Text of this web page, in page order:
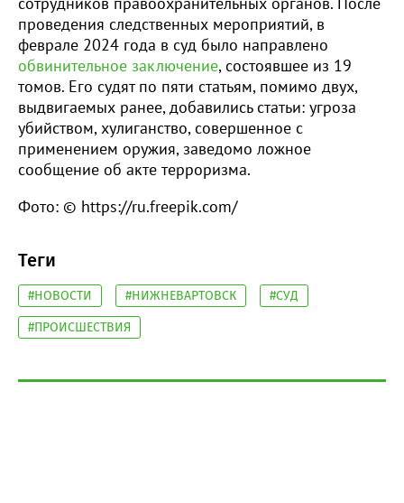
проведения следственных мероприятий, в
феврале 2024 года в суд было направлено
обвинительное заключение, состоявшее из 19
томов. Его судят по пяти статьям, помимо двух,
выдвигаемых ранее, добавились статьи: угроза
убийством, хулиганство, совершенное с
применением оружия, заведомо ложное
сообщение об акте терроризма.
Фото: © https://ru.freepik.com/
Теги
#НОВОСТИ #НИЖНЕВАРТОВСК #СУД
#ПРОИСШЕСТВИЯ